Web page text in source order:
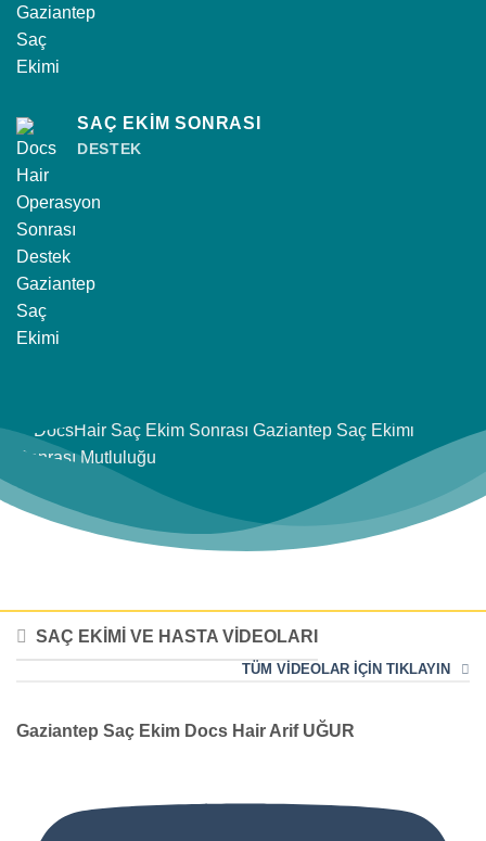
SAÇ EKİM SONRASI
DESTEK
SAÇ EKİMİ VE HASTA VİDEOLARI
TÜM VİDEOLAR İÇİN TIKLAYIN
Gaziantep Saç Ekim Docs Hair Arif UĞUR